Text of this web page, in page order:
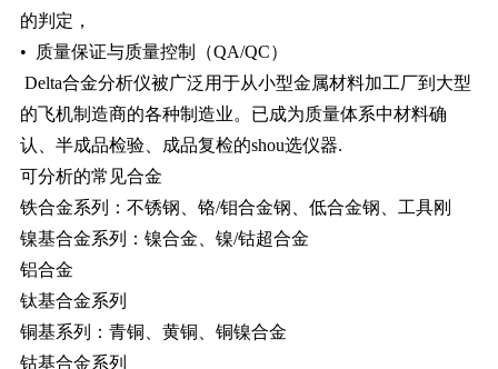
的判定，
• 质量保证与质量控制（QA/QC）
Delta合金分析仪被广泛用于从小型金属材料加工厂到大型
的飞机制造商的各种制造业。已成为质量体系中材料确
认、半成品检验、成品复检的shou选仪器.
可分析的常见合金
铁合金系列：不锈钢、铬/钼合金钢、低合金钢、工具刚
镍基合金系列：镍合金、镍/钴超合金
铝合金
钛基合金系列
铜基系列：青铜、黄铜、铜镍合金
钴基合金系列